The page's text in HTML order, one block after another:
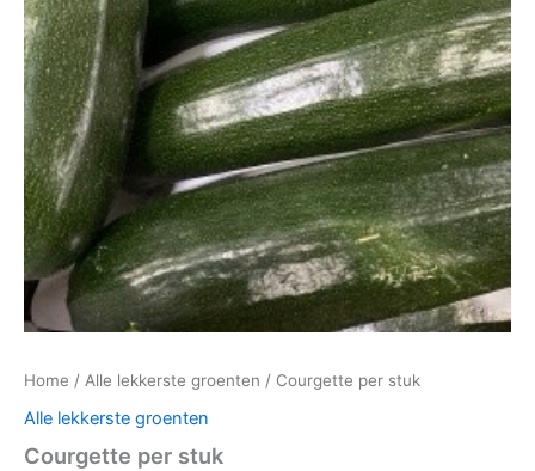
Home / Alle lekkerste groenten / Courgette per stuk
Alle lekkerste groenten
Courgette per stuk